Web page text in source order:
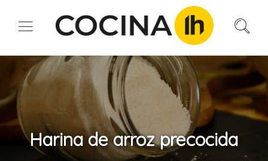
Harina de arroz precocida